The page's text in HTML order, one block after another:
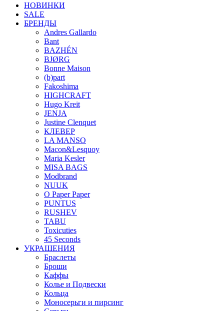
НОВИНКИ
SALE
БРЕНДЫ
Andres Gallardo
Bant
BAZHÉN
BJØRG
Bonne Maison
(b)part
Fakoshima
HIGHCRAFT
Hugo Kreit
JENJA
Justine Clenquet
КЛЕВЕР
LA MANSO
Macon&Lesquoy
Maria Kesler
MISA BAGS
Modbrand
NUUK
O Paper Paper
PUNTUS
RUSHEV
TABU
Toxicuties
45 Seconds
УКРАШЕНИЯ
Браслеты
Броши
Каффы
Колье и Подвески
Кольца
Моносерьги и пирсинг